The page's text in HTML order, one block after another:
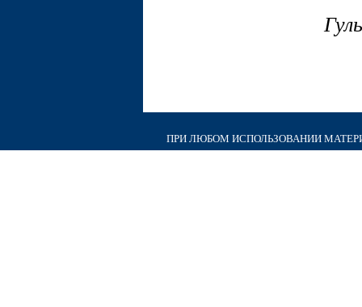
ПРИ ЛЮБОМ ИСПОЛЬЗОВАНИИ